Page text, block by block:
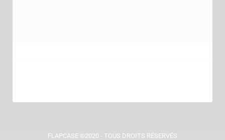
FLAPCASE ©2020 - TOUS DROITS RÉSERVÉS